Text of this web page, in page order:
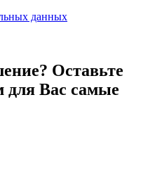
данных
Оставьте
для Вас самые